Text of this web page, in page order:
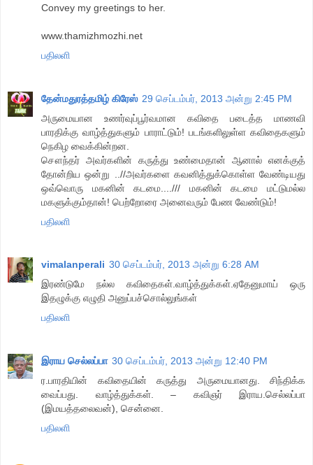
Convey my greetings to her.
www.thamizhmozhi.net
பதிலளி
தேன்மதுரத்தமிழ் கிரேஸ் 29 செப்டம்பர், 2013 அன்று 2:45 PM
அருமையான உணர்வுப்பூர்வமான கவிதை படைத்த மாணவி
பாரதிக்கு வாழ்த்துகளும் பாராட்டும்! படங்களிலுள்ள கவிதைகளும்
நெகிழ வைக்கின்றன.
சௌந்தர் அவர்களின் கருத்து உண்மைதான் ஆனால் எனக்குத்
தோன்றிய ஒன்று ..//அவர்களை கவனித்துக்கொள்ள வேண்டியது
ஒவ்வொரு மகனின் கடமை..../// மகனின் கடமை மட்டுமல்ல
மகளுக்கும்தான்! பெற்றோரை அனைவரும் பேண வேண்டும்!
பதிலளி
vimalanperali 30 செப்டம்பர், 2013 அன்று 6:28 AM
இரண்டுமே நல்ல கவிதைகள்.வாழ்த்துக்கள்.ஏதேனுமாய் ஒரு
இதழுக்கு எழுதி அனுப்பச்சொல்லுங்கள்
பதிலளி
இராய செல்லப்பா 30 செப்டம்பர், 2013 அன்று 12:40 PM
ர.பாரதியின் கவிதையின் கருத்து அருமையானது. சிந்திக்க
வைப்பது. வாழ்த்துக்கள். – கவிஞர் இராய.செல்லப்பா
(இமயத்தலைவன்), சென்னை.
பதிலளி